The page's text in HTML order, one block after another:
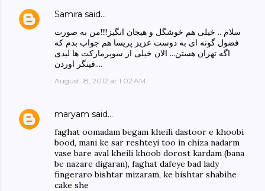
Samira said…
سلام .. خیلی هم خوشگل و هیجان انگیز!!!!من به صورت
فضول گونه ای به دوست عزیز پریسا هم جواب بدم که
اگه تهران هستن... الان خیلی از سوپرمارکت ها لیدی
فینگر اوردن....
August 18, 2012 at 1:02 AM
maryam said…
faghat oomadam begam kheili dastoor e khoobi
bood, mani ke sar reshteyi too in chiza nadarm
vase bare aval kheili khoob dorost kardam (bana
be nazare digaran), faghat dafeye bad lady
fingeraro bishtar mizaram, ke bishtar shabihe
cake she